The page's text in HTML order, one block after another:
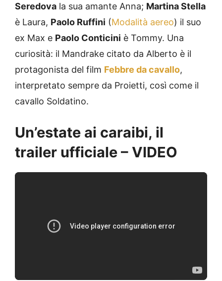
Seredova la sua amante Anna; Martina Stella
è Laura, Paolo Ruffini (Modalità aereo) il suo
ex Max e Paolo Conticini è Tommy. Una
curiosità: il Mandrake citato da Alberto è il
protagonista del film Febbre da cavallo,
interpretato sempre da Proietti, così come il
cavallo Soldatino.
Un’estate ai caraibi, il
trailer ufficiale – VIDEO